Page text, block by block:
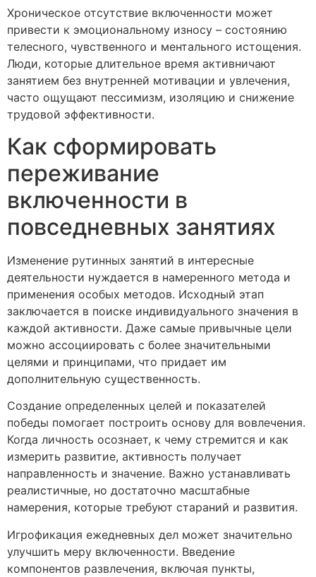
Хроническое отсутствие включенности может
привести к эмоциональному износу – состоянию
телесного, чувственного и ментального истощения.
Люди, которые длительное время активничают
занятием без внутренней мотивации и увлечения,
часто ощущают пессимизм, изоляцию и снижение
трудовой эффективности.
Как сформировать
переживание
включенности в
повседневных занятиях
Изменение рутинных занятий в интересные
деятельности нуждается в намеренного метода и
применения особых методов. Исходный этап
заключается в поиске индивидуального значения в
каждой активности. Даже самые привычные цели
можно ассоциировать с более значительными
целями и принципами, что придает им
дополнительную существенность.
Создание определенных целей и показателей
победы помогает построить основу для вовлечения.
Когда личность осознает, к чему стремится и как
измерить развитие, активность получает
направленность и значение. Важно устанавливать
реалистичные, но достаточно масштабные
намерения, которые требуют стараний и развития.
Игрофикация ежедневных дел может значительно
улучшить меру включенности. Введение
компонентов развлечения, включая пункты,